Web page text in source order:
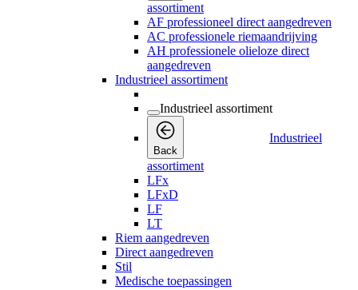
assortiment
AF professioneel direct aangedreven
AC professionele riemaandrijving
AH professionele olieloze direct
aangedreven
Industrieel assortiment
Industrieel assortiment
Back
Industrieel
assortiment
LFx
LFxD
LF
LT
Riem aangedreven
Direct aangedreven
Stil
Medische toepassingen